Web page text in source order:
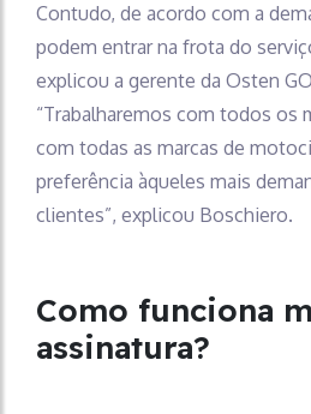
Contudo, de acordo com a
podem entrar na frota do
explicou a gerente da Osten
“Trabalharemos com todos os
com todas as marcas de
preferência àqueles mais
clientes”, explicou Boschiero.
Como funciona
assinatura?